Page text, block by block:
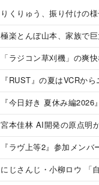
りくりゅう、振り付けの
極楽とんぼ山本、家族で
「ラジコン草刈機」の爽
『RUST』の夏はVCRか
『今日好き 夏休み編2026
宮本佳林 AI開発の原点明
『ラヴ上等2』参加メン
にじさんじ・小柳ロウ 「